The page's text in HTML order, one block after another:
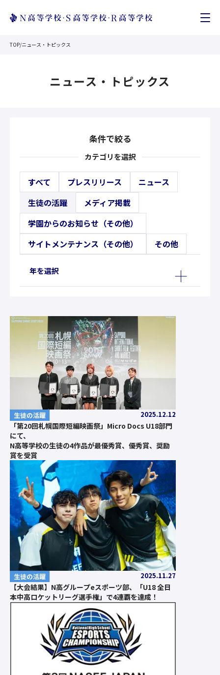
TOP/ニュース・トピックス
ニュース・トピックス
条件で絞る
カテゴリを選択
すべて プレスリリース
ニュース
生徒の活躍
メディア掲載
学園からのお知らせ（その他）
サイトメンテナンス（その他）
その他
年を選択
生徒の活躍 2025.12.12
「第20回札幌国際短編映画祭」Micro Docs U18部門
にて、
N高等学校の生徒の4作品が最優秀賞、優秀賞、奨励
賞を受賞
生徒の活躍 2025.11.27
【大会結果】N高グループeスポーツ部、「U18 全日
本中高ロケットリーグ選手権」で4連覇を達成！